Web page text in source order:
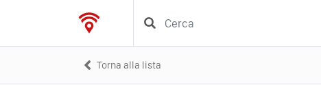
Torna alla lista